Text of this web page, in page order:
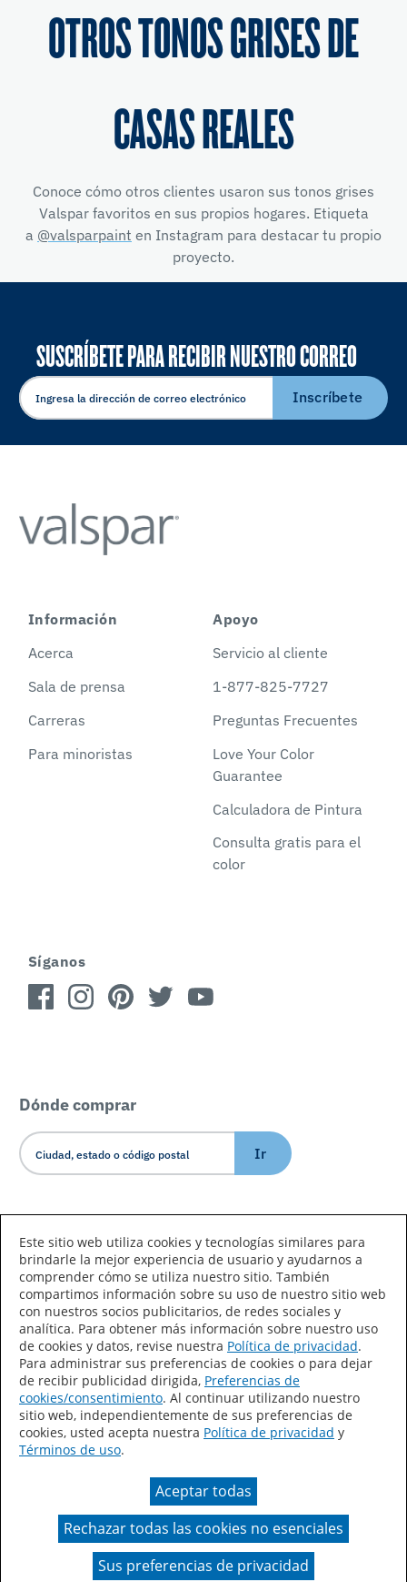
OTROS TONOS GRISES DE
CASAS REALES
Conoce cómo otros clientes usaron sus tonos grises
Valspar favoritos en sus propios hogares. Etiqueta
a @valsparpaint en Instagram para destacar tu propio
proyecto.
SUSCRÍBETE PARA RECIBIR NUESTRO CORREO
ELECTRÓNICO
Inscríbete
Información
Acerca
Sala de prensa
Carreras
Para minoristas
Apoyo
Servicio al cliente
1-877-825-7727
Preguntas Frecuentes
Love Your Color
Guarantee
Calculadora de Pintura
Consulta gratis para el
color
Síganos
Dónde comprar
Ir
Declaración de accesibilidad
Mapa del sitio
Términos de uso
Privacidad
Sus preferencias de privacidad
Ley de Cadenas de Suministro de California
Un color real puede variar en comparación con la
presentación en pantalla.
Este sitio web utiliza cookies y tecnologías similares para
brindarle la mejor experiencia de usuario y ayudarnos a
comprender cómo se utiliza nuestro sitio. También
compartimos información sobre su uso de nuestro sitio web
con nuestros socios publicitarios, de redes sociales y
analítica. Para obtener más información sobre nuestro uso
de cookies y datos, revise nuestra Política de privacidad.
Para administrar sus preferencias de cookies o para dejar
de recibir publicidad dirigida, Preferencias de
cookies/consentimiento. Al continuar utilizando nuestro
sitio web, independientemente de sus preferencias de
cookies, usted acepta nuestra Política de privacidad y
Términos de uso.
Aceptar todas
Rechazar todas las cookies no esenciales
Sus preferencias de privacidad